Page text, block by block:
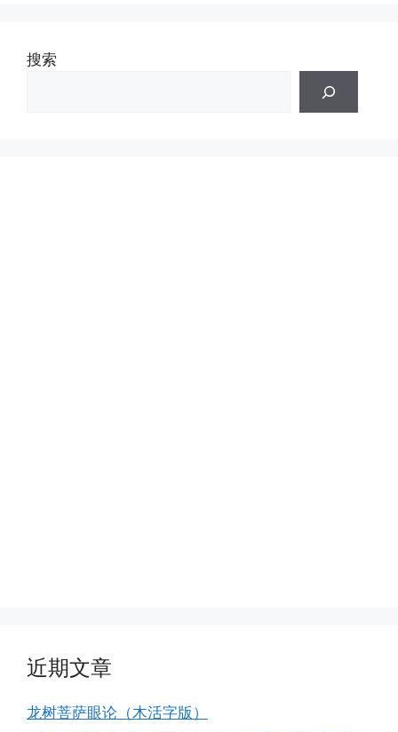
搜索
近期文章
龙树菩萨眼论（木活字版）